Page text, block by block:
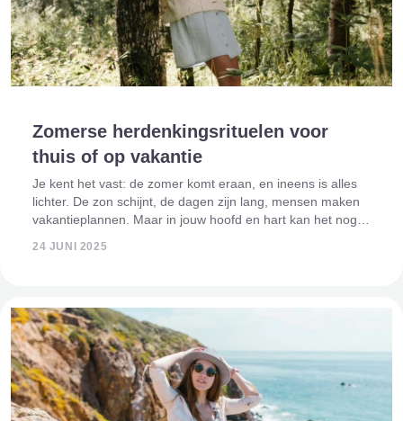
Zomerse herdenkingsrituelen voor
thuis of op vakantie
Je kent het vast: de zomer komt eraan, en ineens is alles
lichter. De zon schijnt, de dagen zijn lang, mensen maken
vakantieplannen. Maar in jouw hoofd en hart kan het nog
24 JUNI 2025